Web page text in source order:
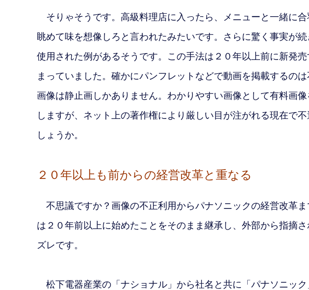
そりゃそうです。高級料理店に入ったら、メニューと一緒に
眺めて味を想像しろと言われたみたいです。さらに驚く事実が
使用された例があるそうです。この手法は ２０年以上前に新発
まっていました。確かにパンフレットなどで動画を掲載するの
画像は静止画しかありません。わかりやすい画像として有料画
しますが、ネット上の著作権により厳しい目が注がれる現在で不
しょうか。
２０年以上も前からの経営改革と重なる
不思議ですか？画像の不正利用からパナソニックの経営改革
は２０年前以上に始めたことをそのまま継承し、外部から指摘
ズレです。
松下電器産業の「ナショナル」 から社名と共に「パナソニッ